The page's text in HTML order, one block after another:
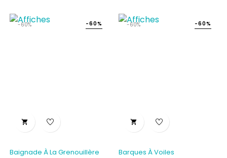
-60%

Baignade À La Grenouillère
-60% -60%

Barques À Voiles
-60%